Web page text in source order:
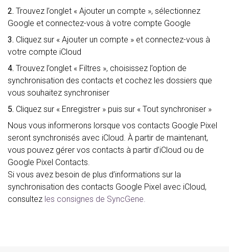
2. Trouvez l’onglet « Ajouter un compte », sélectionnez
Google et connectez-vous à votre compte Google
3. Cliquez sur « Ajouter un compte » et connectez-vous à
votre compte iCloud
4. Trouvez l’onglet « Filtres », choisissez l’option de
synchronisation des contacts et cochez les dossiers que
vous souhaitez synchroniser
5. Cliquez sur « Enregistrer » puis sur « Tout synchroniser »
Nous vous informerons lorsque vos contacts Google Pixel
seront synchronisés avec iCloud. À partir de maintenant,
vous pouvez gérer vos contacts à partir d’iCloud ou de
Google Pixel Contacts.
Si vous avez besoin de plus d’informations sur la
synchronisation des contacts Google Pixel avec iCloud,
consultez les consignes de SyncGene.